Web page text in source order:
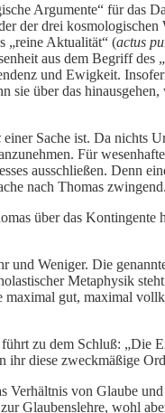
Argumente“ für das
der drei
„reine Aktualität“ (actus
aus dem Begriff des
und Ewigkeit.
sie über das
einer Sache ist. Da nichts
Für
ausschließen. Denn
nach Thomas zwingend.
über das Kontingente
und Weniger. Die
Metaphysik
gut, maximal
zu dem Schluß: „Die
ihr diese zweckmäßige
Verhältnis von Glaube
Glaubenslehre, wohl